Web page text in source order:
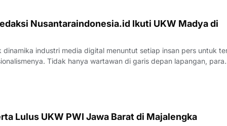
Nusantaraindonesia.id Ikuti UKW Madya di
dinamika industri media digital menuntut setiap insan pers untuk
Tidak hanya wartawan di garis depan lapangan, para
merasa perlu kembali bercermin dan menguji kapasitas diri demi
Lulus UKW PWI Jawa Barat di Majalengka